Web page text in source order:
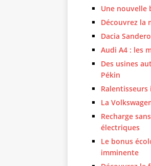
Une
Découvrez la
Dacia
Audi A4 : les
Des usines
Pékin
La
Recharge
électriques
Le bonus
imminente